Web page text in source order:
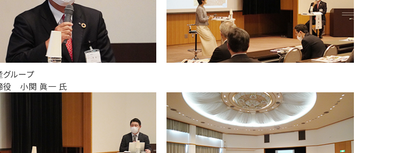
ループ
役 小関 眞一 氏